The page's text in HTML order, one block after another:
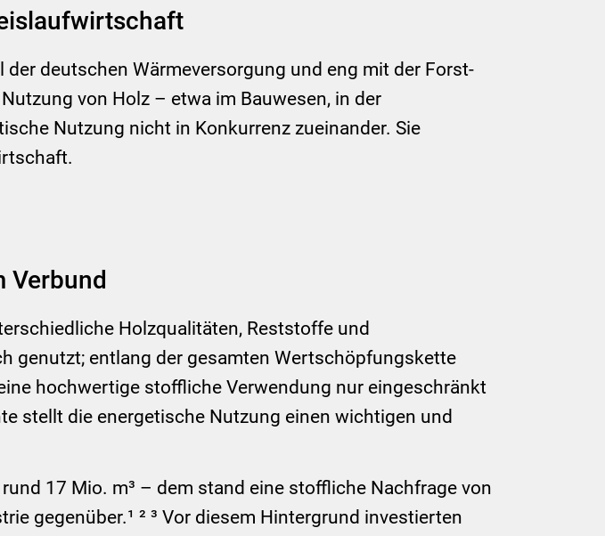
deutschen Wärmeversorgung und eng mit der Forst-
von Holz – etwa im Bauwesen, in der
Nutzung nicht in Konkurrenz zueinander. Sie
Verbund
Holzqualitäten, Reststoffe und
genutzt; entlang der gesamten Wertschöpfungskette
hochwertige stoffliche Verwendung nur eingeschränkt
stellt die energetische Nutzung einen wichtigen und
17 Mio. m³ – dem stand eine stoffliche Nachfrage von
gegenüber.¹ ² ³ Vor diesem Hintergrund investierten